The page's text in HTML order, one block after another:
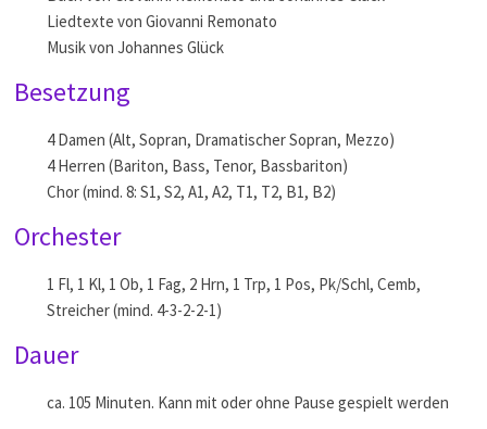
Liedtexte von Giovanni Remonato
Musik von Johannes Glück
Besetzung
4 Damen (Alt, Sopran, Dramatischer Sopran, Mezzo)
4 Herren (Bariton, Bass, Tenor, Bassbariton)
Chor (mind. 8: S1, S2, A1, A2, T1, T2, B1, B2)
Orchester
1 Fl, 1 Kl, 1 Ob, 1 Fag, 2 Hrn, 1 Trp, 1 Pos, Pk/Schl, Cemb,
Streicher (mind. 4-3-2-2-1)
Dauer
ca. 105 Minuten. Kann mit oder ohne Pause gespielt werden